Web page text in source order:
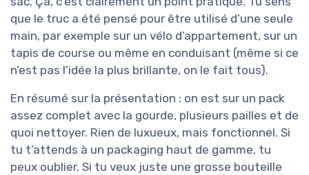
que le truc a été pensé pour être utilisé d’une seule
main, par exemple sur un vélo d’appartement, sur un
tapis de course ou même en conduisant (même si ce
n’est pas l’idée la plus brillante, on le fait tous).
En résumé sur la présentation : on est sur un pack
assez complet avec la gourde, plusieurs pailles et de
quoi nettoyer. Rien de luxueux, mais fonctionnel. Si
tu t’attends à un packaging haut de gamme, tu
peux oublier. Si tu veux juste une grosse bouteille